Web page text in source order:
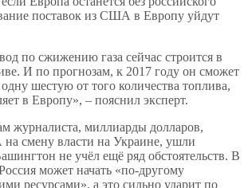
поставок из США в Европу уйдут
по сжижению газа сейчас строится в
И по прогнозам, к 2017 году он сможет
шестую от того количества топлива,
в Европу», – пояснил эксперт.
журналиста, миллиарды долларов,
смену власти на Украине, ушли
не учёл ещё ряд обстоятельств. В
может начать «по-другому
ресурсами», а это сильно ударит по